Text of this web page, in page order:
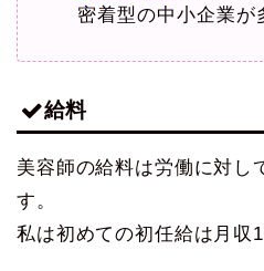
密着型の中小企業が
給料
美容師の給料は労働に対し
す。
私は初めての初任給は月収